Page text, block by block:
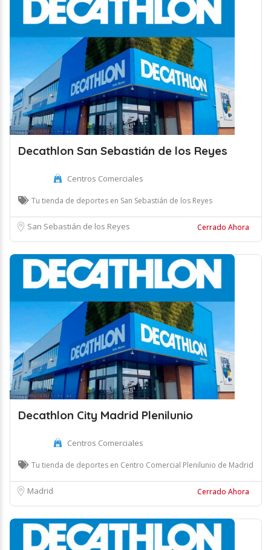
Decathlon San Sebastián de los Reyes
Centros Comerciales
Tu tienda de deportes en San Sebastián de los Reyes
San Sebastián de los Reyes Cerrado Ahora
Decathlon City Madrid Plenilunio
Centros Comerciales
Tu tienda de deportes en Centro Comercial Plenilunio de Madrid
Madrid Cerrado Ahora